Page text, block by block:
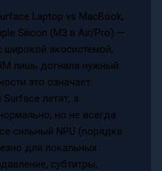
Laptop vs MacBook,
Silicon (M3 в Air/Pro) —
широкой экосистемой,
лишь догнала нужный
это означает:
летят, а
но не всегда
сильный NPU (порядка
для локальных
субтитры,